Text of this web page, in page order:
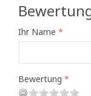
Ihr Name
Bewertung